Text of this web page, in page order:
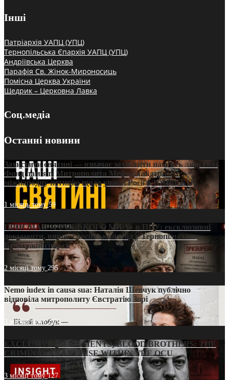
Інші
Патріархія УАПЦ (УПЦ)
Тернопільська Єпархія УАПЦ (УПЦ)
Андріївська Церква
Парафія Св. Жінок-Мироносиць
Помісна Церква України
Щедрик – Церковна Лавка
Соц.медіа
Останні новини
Захистити святині — означає захистити пам’ять людства:
Фонд пам’яті Митрополита Мефодія підтримує
міжнародну петицію щодо участі Росії в ЮНЕСКО
1 місяць тому59
ПРИСМАК «РУССЬКОГО МІРА» в ПЦУ: ексклюзивні
документи, вирок і російський слід у Тернопільсько-
Бучацькій єпархії
2 місяці тому 295
Nemo iudex in causa sua: Наталія Шевчук публічно
відповіла митрополиту Євстратію Зорі
3 місяці тому213
EXCLUSIVE (DOCUMENTS)/BLOOD BROTHERS: THE
CRIMINAL FRANCHISE WITHIN THE OCU
3 місяці тому127